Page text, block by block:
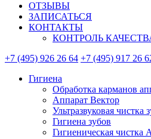
ОТЗЫВЫ
ЗАПИСАТЬСЯ
КОНТАКТЫ
КОНТРОЛЬ
+7 (495) 926 26 64 +7 (495) 917 26
Гигиена
Обработка карманов
Аппарат Вектор
Ультразвуковая чистка
Гигиена зубов
Гигиеническая чистка